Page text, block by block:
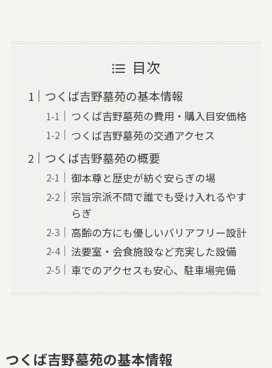
目次
つくば吉野墓苑の基本情報
つくば吉野墓苑の費用・購入目安価格
つくば吉野墓苑の交通アクセス
つくば吉野墓苑の概要
御本尊と歴史が紡ぐ安らぎの場
宗旨宗派不問で誰でも受け入れるやす
らぎ
高齢の方にも優しいバリアフリー設計
法要室・会食施設など充実した設備
車でのアクセスも安心、駐車場完備
つくば吉野墓苑の基本情報